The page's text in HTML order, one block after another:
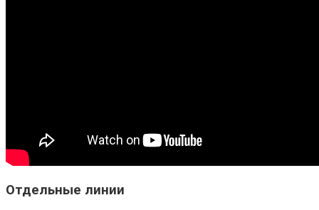
Отдельные линии